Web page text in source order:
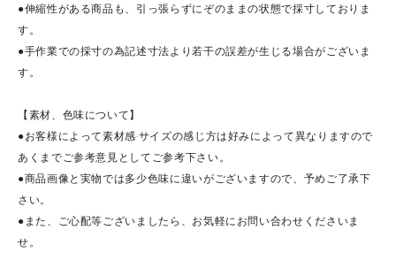
●伸縮性がある商品も、引っ張らずにぞのままの状態で採寸しておりま
す。
●手作業での採寸の為記述寸法より若干の誤差が生じる場合がございま
す。
【素材、色味について】
●お客様によって素材感·サイズの感じ方は好みによって異なりますので
あくまでご参考意見としてご参考下さい。
●商品画像と実物では多少色味に違いがございますので、予めご了承下
さい。
●また、ご心配等ございましたら、お気軽にお問い合わせくださいま
せ。